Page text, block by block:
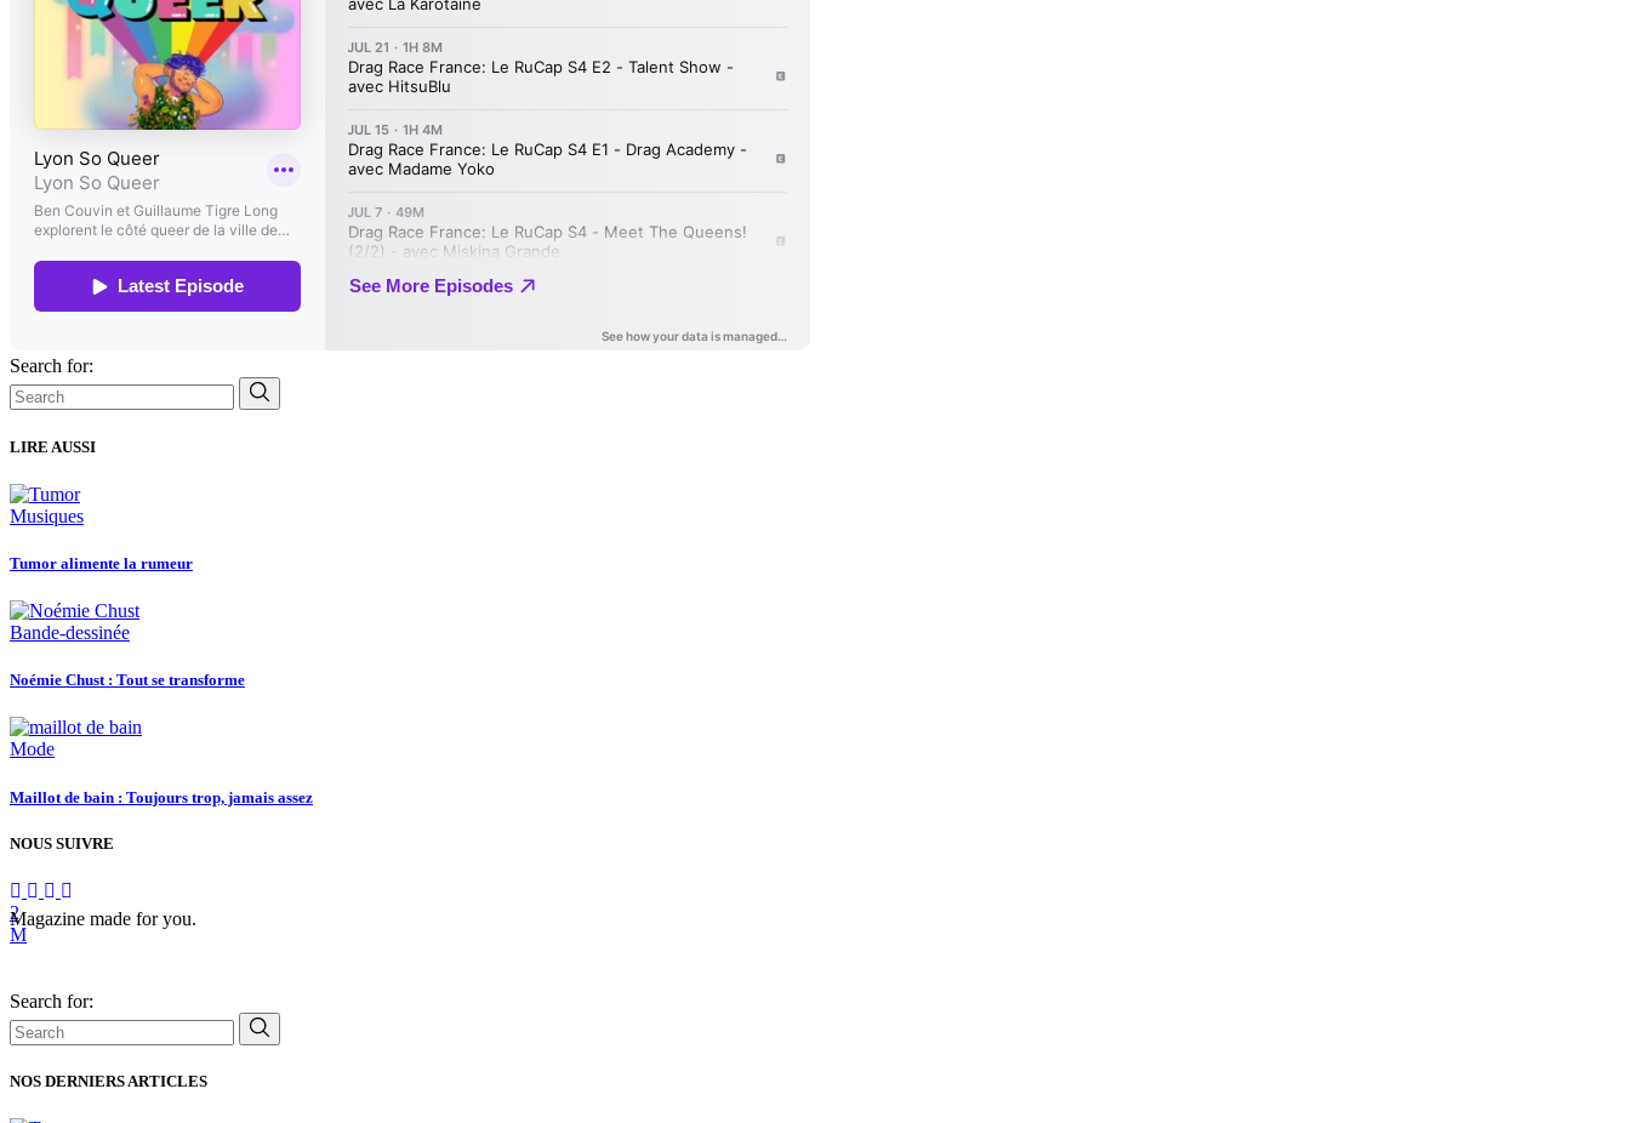
Search for:
LIRE AUSSI
Musiques
Tumor alimente la rumeur
Bande-dessinée
Noémie Chust : Tout se transforme
Mode
Maillot de bain : Toujours trop, jamais assez
NOUS SUIVRE
Magazine made for you.
Search for:
NOS DERNIERS ARTICLES